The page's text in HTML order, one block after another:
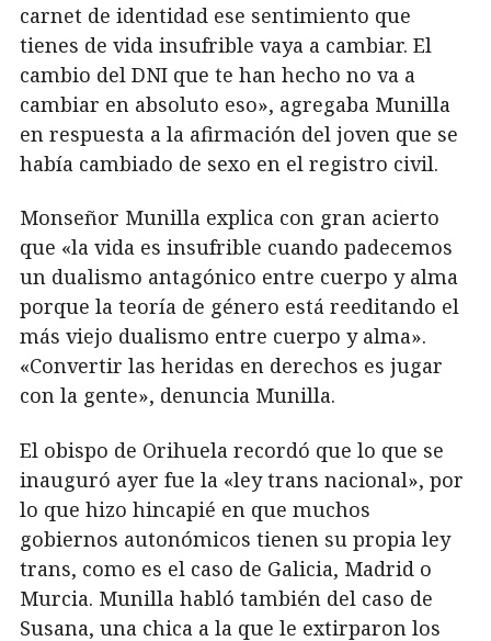
carnet de identidad ese sentimiento que
tienes de vida insufrible vaya a cambiar. El
cambio del DNI que te han hecho no va a
cambiar en absoluto eso», agregaba Munilla
en respuesta a la afirmación del joven que se
había cambiado de sexo en el registro civil.
Monseñor Munilla explica con gran acierto
que «la vida es insufrible cuando padecemos
un dualismo antagónico entre cuerpo y alma
porque la teoría de género está reeditando el
más viejo dualismo entre cuerpo y alma».
«Convertir las heridas en derechos es jugar
con la gente», denuncia Munilla.
El obispo de Orihuela recordó que lo que se
inauguró ayer fue la «ley trans nacional», por
lo que hizo hincapié en que muchos
gobiernos autonómicos tienen su propia ley
trans, como es el caso de Galicia, Madrid o
Murcia. Munilla habló también del caso de
Susana, una chica a la que le extirparon los